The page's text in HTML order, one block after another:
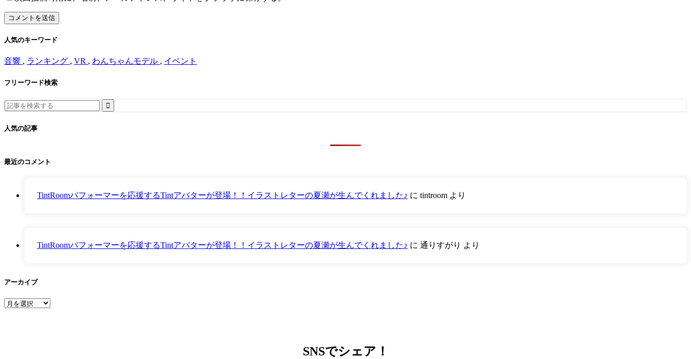
人気のキーワード
音響 , ランキング , VR , わんちゃんモデル , イベント
フリーワード検索
Search
for:
人気の記事
最近のコメント
TintRoomパフォーマーを応援するTintアバターが登場！！イラストレターの夏瀬が生んでくれました♪ に tintroom より
TintRoomパフォーマーを応援するTintアバターが登場！！イラストレターの夏瀬が生んでくれました♪ に 通りすがり より
アーカイブ
ア
SNSでシェア！